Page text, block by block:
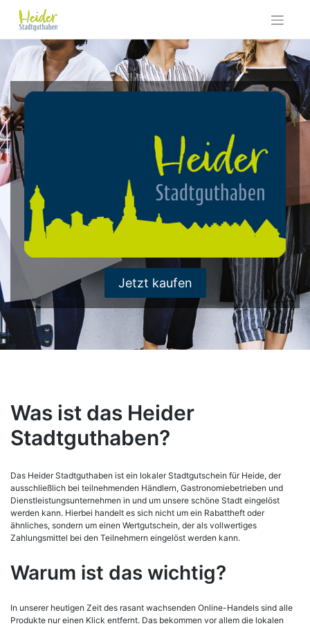
content
Jetzt kaufen
Was ist das Heider
Stadtguthaben?
Das Heider Stadtguthaben ist ein lokaler Stadtgutschein für Heide, der
ausschließlich bei teilnehmenden Händlern, Gastronomiebetrieben und
Dienstleistungsunternehmen in und um unsere schöne Stadt eingelöst
werden kann. Hierbei handelt es sich nicht um ein Rabattheft oder
ähnliches, sondern um einen Wertgutschein, der als vollwertiges
Zahlungsmittel bei den Teilnehmern eingelöst werden kann.
Warum ist das wichtig?
In unserer heutigen Zeit des rasant wachsenden Online-Handels sind alle
Produkte nur einen Klick entfernt. Das bekommen vor allem die lokalen